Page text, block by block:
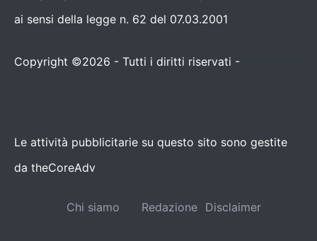
ai sensi della legge n. 62 del 07.03.2001
Copyright ©2026 - Tutti i diritti riservati -
Le attività pubblicitarie su questo sito sono gestite
da theCoreAdv
Chi siamo Redazione Disclaimer